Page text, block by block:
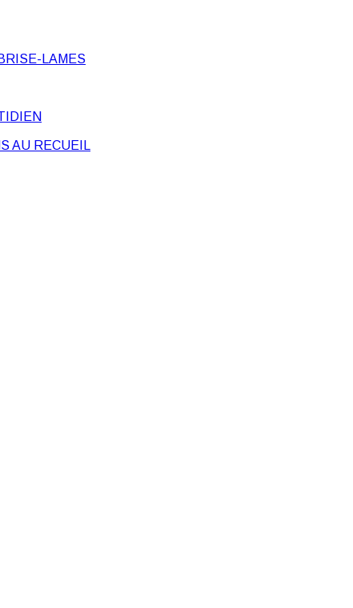
LAMES
AU RECUEIL